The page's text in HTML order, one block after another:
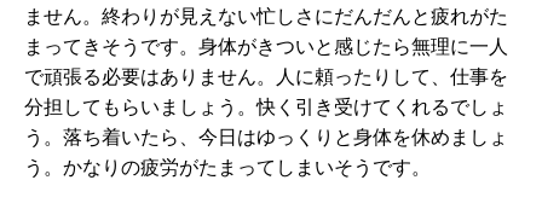
ません。終わりが見えない忙しさにだんだんと疲れがた
まってきそうです。身体がきついと感じたら無理に一人
で頑張る必要はありません。人に頼ったりして、仕事を
分担してもらいましょう。快く引き受けてくれるでしょ
う。落ち着いたら、今日はゆっくりと身体を休めましょ
う。かなりの疲労がたまってしまいそうです。